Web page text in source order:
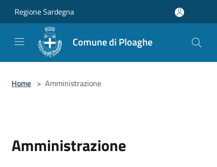
Regione Sardegna
Comune di Ploaghe
Home > Amministrazione
Amministrazione